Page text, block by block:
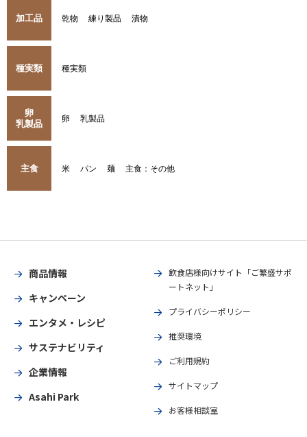
加工品 乾物 練り製品 漬物
種実類 種実類
卵
乳製品
卵 乳製品
主食 米 パン 麺 主食：その他
商品情報
キャンペーン
エンタメ・レシピ
サステナビリティ
企業情報
Asahi Park
飲食店様向けサイト「ご繁盛サポ
ートネット」
プライバシーポリシー
推奨環境
ご利用規約
サイトマップ
お客様相談室